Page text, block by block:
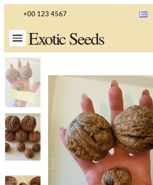
+00 123 4567
Exotic Seeds